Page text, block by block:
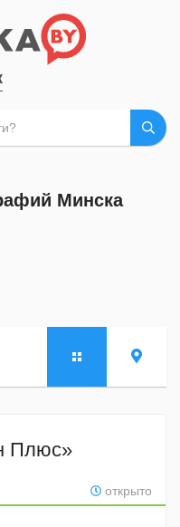
Минска
Плюс»
открыто